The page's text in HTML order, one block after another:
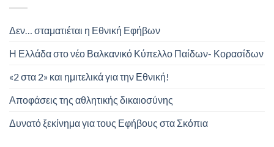
Δεν… σταματιέται η Εθνική Εφήβων
Η Ελλάδα στο νέο Βαλκανικό Κύπελλο Παίδων- Κορασίδων
«2 στα 2» και ημιτελικά για την Εθνική!
Αποφάσεις της αθλητικής δικαιοσύνης
Δυνατό ξεκίνημα για τους Εφήβους στα Σκόπια